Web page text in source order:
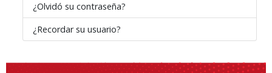
¿Olvidó su contraseña?
¿Recordar su usuario?